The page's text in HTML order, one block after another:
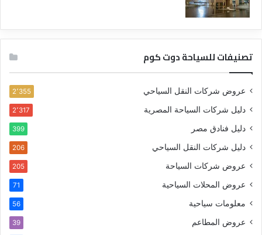
تصنيفات للسياحة دوت كوم
عروض شركات النقل السياحي 2٬355
دليل شركات السياحة المصرية 2٬317
دليل فنادق مصر 399
دليل شركات النقل السياحي 206
عروض شركات السياحة 205
عروض المحلات السياحية 71
معلومات سياحية 56
عروض المطاعم 39